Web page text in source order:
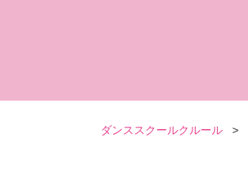
ダンススクールクルール >